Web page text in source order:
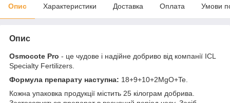
Опис Характеристики Доставка Оплата Умови
Опис
Osmocote Pro - це чудове і надійне добриво від компанії ICL
Specialty Fertilizers.
Формула препарату наступна: 18+9+10+2MgO+Te.
Кожна упаковка продукції містить 25 кілограм добрива.